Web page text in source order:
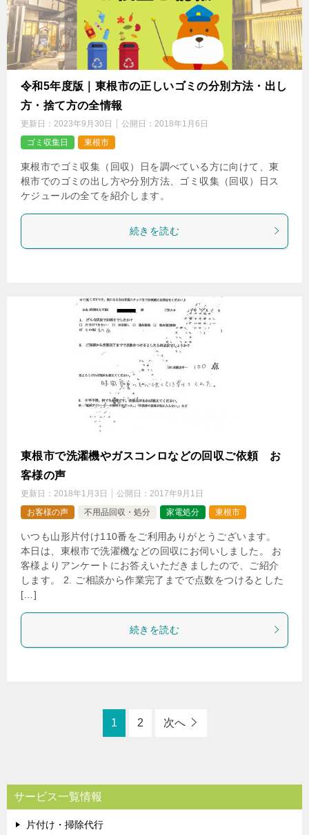
令和5年度版｜東根市の正しいゴミの分別方法・出し
方・捨て方の全情報
更新日： 2023年9月30日 公開日： 2018年1月6日
ゴミ収集日
東根市
東根市でゴミ収集（回収）日を調べている方に向けて、東
根市でのゴミの出し方や分別方法、ゴミ収集（回収）日ス
ケジュールの全てを紹介します。
続きを読む
東根市で洗濯機やガスコンロなどの回収ご依頼 お
客様の声
更新日： 2018年1月3日 公開日： 2017年9月1日
お客様の声
不用品回収・処分 家電処分 東根市
いつも山形片付け110番をご利用ありがとうございます。
本日は、東根市で洗濯機などの回収にお伺いしました。 お
客様よりアンケートにお答えいただきましたので、ご紹介
します。 2. ご相談から作業完了までで点数をつけるとした
[…]
続きを読む
1 2 次へ
サービス一覧情報
片付け・掃除代行